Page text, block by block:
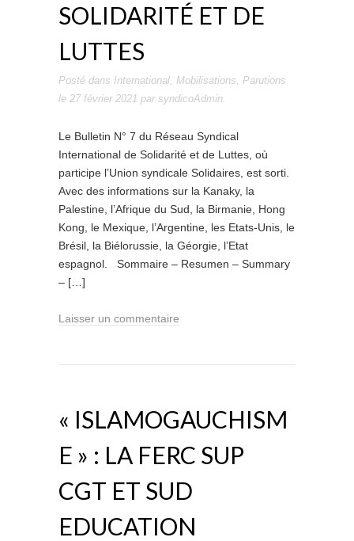
SOLIDARITÉ ET DE
LUTTES
Posté dans International, Mobilisations, Parutions
le 27 février 2021 par syndicoAdmin.
Le Bulletin N° 7 du Réseau Syndical
International de Solidarité et de Luttes, où
participe l’Union syndicale Solidaires, est sorti.
Avec des informations sur la Kanaky, la
Palestine, l’Afrique du Sud, la Birmanie, Hong
Kong, le Mexique, l’Argentine, les Etats-Unis, le
Brésil, la Biélorussie, la Géorgie, l’Etat
espagnol. Sommaire – Resumen – Summary
– […]
Laisser un commentaire
« ISLAMOGAUCHISM
E » : LA FERC SUP
CGT ET SUD
EDUCATION